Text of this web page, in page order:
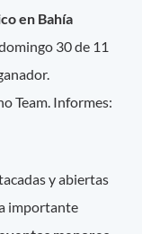
en Bahía
domingo 30 de 11
Team. Informes:
y abiertas
importante